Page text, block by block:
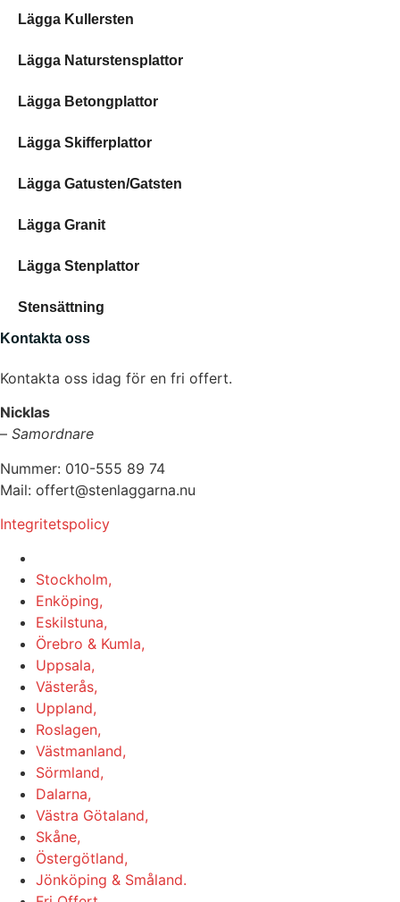
Lägga Kullersten
Lägga Naturstensplattor
Lägga Betongplattor
Lägga Skifferplattor
Lägga Gatusten/Gatsten
Lägga Granit
Lägga Stenplattor
Stensättning
Kontakta oss
Kontakta oss idag för en fri offert.
Nicklas
– Samordnare
Nummer: 010-555 89 74
Mail: offert@stenlaggarna.nu
Integritetspolicy
Stockholm,
Enköping,
Eskilstuna,
Örebro & Kumla,
Uppsala,
Västerås,
Uppland,
Roslagen,
Västmanland,
Sörmland,
Dalarna,
Västra Götaland,
Skåne,
Östergötland,
Jönköping & Småland.